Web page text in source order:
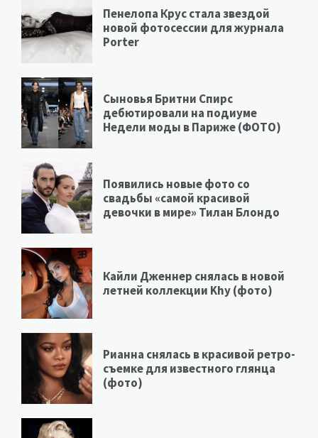
Пенелопа Крус стала звездой
новой фотосессии для журнала
Porter
Сыновья Бритни Спирс
дебютировали на подиуме
Недели моды в Париже (ФОТО)
Появились новые фото со
свадьбы «самой красивой
девочки в мире» Тилан Блондо
Кайли Дженнер снялась в новой
летней коллекции Khy (фото)
Рианна снялась в красивой ретро-
съемке для известного глянца
(фото)